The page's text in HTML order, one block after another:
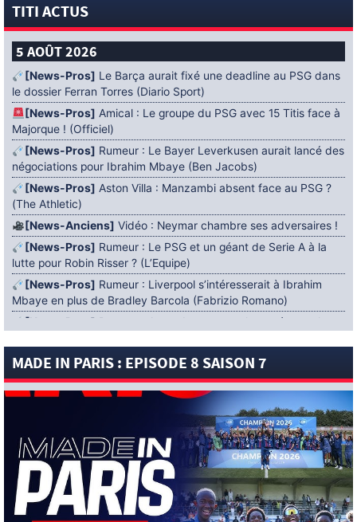
TITI ACTUS
5 AOÛT 2026
[News-Pros] Le Barça aurait fixé une deadline au PSG dans
le dossier Ferran Torres (Diario Sport)
[News-Pros] Amical : Le groupe du PSG avec 15 Titis face à
Majorque ! (Officiel)
[News-Pros] Rumeur : Le Bayer Leverkusen aurait lancé des
négociations pour Ibrahim Mbaye (Ben Jacobs)
[News-Pros] Aston Villa : Manzambi absent face au PSG ?
(The Athletic)
[News-Anciens] Vidéo : Neymar chambre ses adversaires !
[News-Pros] Rumeur : Le PSG et un géant de Serie A à la
lutte pour Robin Risser ? (L’Equipe)
[News-Pros] Rumeur : Liverpool s’intéresserait à Ibrahim
Mbaye en plus de Bradley Barcola (Fabrizio Romano)
[News-Pros]
Rumeur : Accord contractuel trouvé entre le
[News-Pros]Rumeur : Le PSG aurait lancé un ultimatum
pour boucler le dossier Ferran Torres (Matteo Moretto)
4 AOÛT 2026
Mercato : Khalil Ayari prêté à Dunkerque
(Officiel)
[News-Anciens]Leverkusen : un retour de Diaby envisagé
(Foot Mercato)
[News-Formation]Nsoki va filer au Dinamo Zagreb
(L’Equipe)
MADE IN PARIS : EPISODE 8 SAISON 7